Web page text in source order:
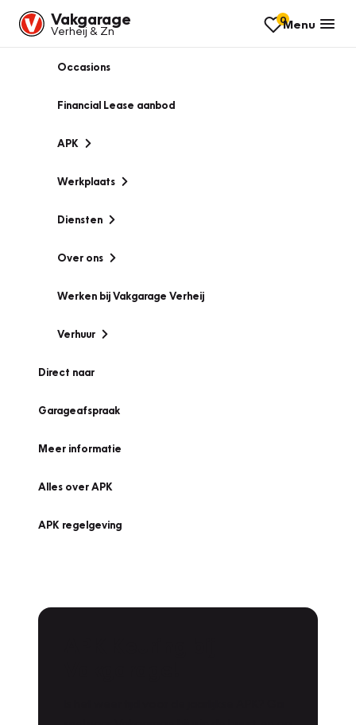
Vakgarage
Verheij & Zn
0Menu
Occasions
Financial Lease aanbod
APK
Werkplaats
Diensten
Over ons
Werken bij Vakgarage Verheij
Verhuur
Direct naar
Garageafspraak
Meer informatie
Alles over APK
APK regelgeving